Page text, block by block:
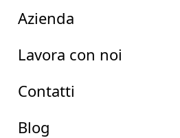
Azienda
Lavora con noi
Contatti
Blog